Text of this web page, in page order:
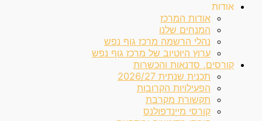
אודות
אודות המרכז
המנחים שלנו
נהלי הרשמה מרכז גוף נפש
ערוץ היוטיוב של מרכז גוף נפש
קורסים, סדנאות והכשרות
תכנית שנתית 2026/27
הפעילויות הקרובות
תקשורת מקרבת
קורסי מיינדפולנס